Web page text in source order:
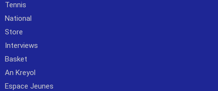
Tennis
National
Store
Interviews
Basket
An Kreyol
Espace Jeunes